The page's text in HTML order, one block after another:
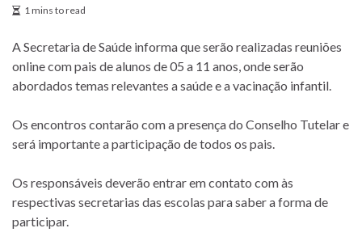
1 mins to read
A Secretaria de Saúde informa que serão realizadas reuniões
online com pais de alunos de 05 a 11 anos, onde serão
abordados temas relevantes a saúde e a vacinação infantil.
Os encontros contarão com a presença do Conselho Tutelar e
será importante a participação de todos os pais.
Os responsáveis deverão entrar em contato com às
respectivas secretarias das escolas para saber a forma de
participar.